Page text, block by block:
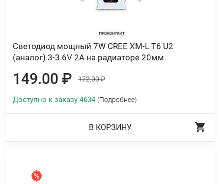
Светодиод мощный 7W CREE XM-L T6 U2
(аналог) 3-3.6V 2A на радиаторе 20мм
149.00 ₽ 172.00 ₽
Доступно к заказу 4634 (Подробнее)
В КОРЗИНУ